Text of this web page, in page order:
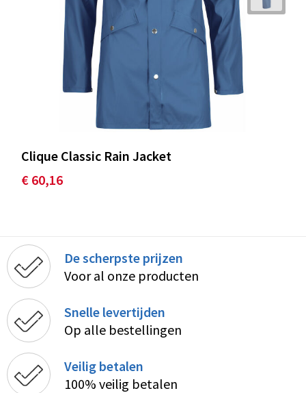
Clique Classic Rain Jacket
€ 60,16
De scherpste prijzen
Voor al onze producten
Snelle levertijden
Op alle bestellingen
Veilig betalen
100% veilig betalen